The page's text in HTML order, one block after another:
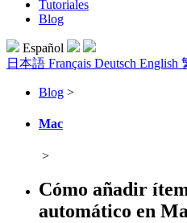
Tutoriales
Blog
Español
日本語 Français Deutsch English
Blog >
Mac
>
Cómo añadir
automático en